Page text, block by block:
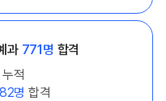
과 771명 합격
적
명 합격